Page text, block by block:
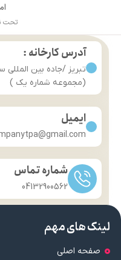
تحت
آدرس کارخانه :
تبریز /جاده بین
(مجموعه شماره یک )
ایمیل
شماره تماس
04132900562
لینک های مهم
صفحه اصلی